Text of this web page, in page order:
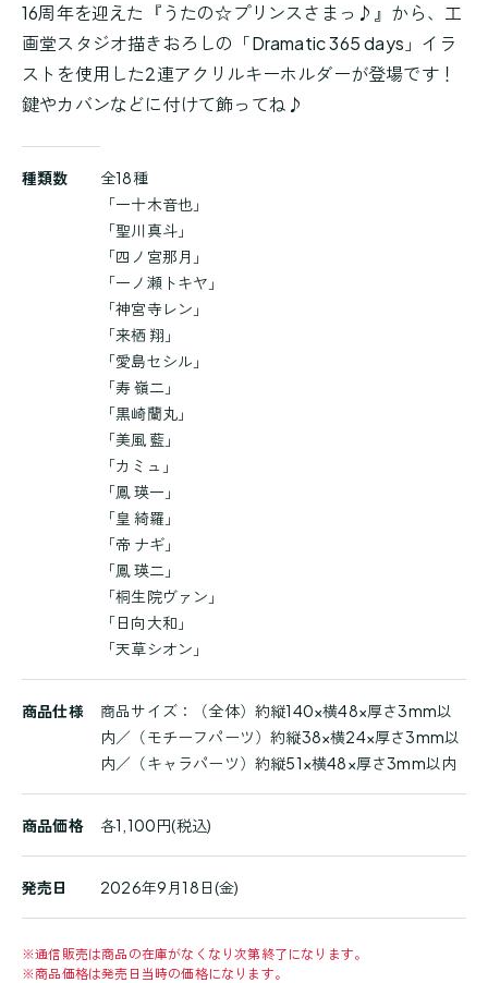
16周年を迎えた『うたの☆プリンスさまっ♪』から、工
画堂スタジオ描きおろしの「Dramatic 365 days」イラ
ストを使用した2連アクリルキーホルダーが登場です！
鍵やカバンなどに付けて飾ってね♪
品
種類数
全18種
「一十木音也」
「聖川真斗」
「四ノ宮那月」
「一ノ瀬トキヤ」
「神宮寺レン」
「来栖 翔」
「愛島セシル」
「寿 嶺二」
「黒崎蘭丸」
「美風 藍」
「カミュ」
「鳳 瑛一」
「皇 綺羅」
「帝 ナギ」
「鳳 瑛二」
「桐生院ヴァン」
「日向大和」
「天草シオン」
商品仕様
商品サイズ：（全体）約縦140×横48×厚さ3mm以
内／（モチーフパーツ）約縦38×横24×厚さ3mm以
内／（キャラパーツ）約縦51×横48×厚さ3mm以内
商品価格 各1,100円(税込)
発売日 2026年9月18日(金)
※通信販売は商品の在庫がなくなり次第終了になります。
※商品価格は発売日当時の価格になります。